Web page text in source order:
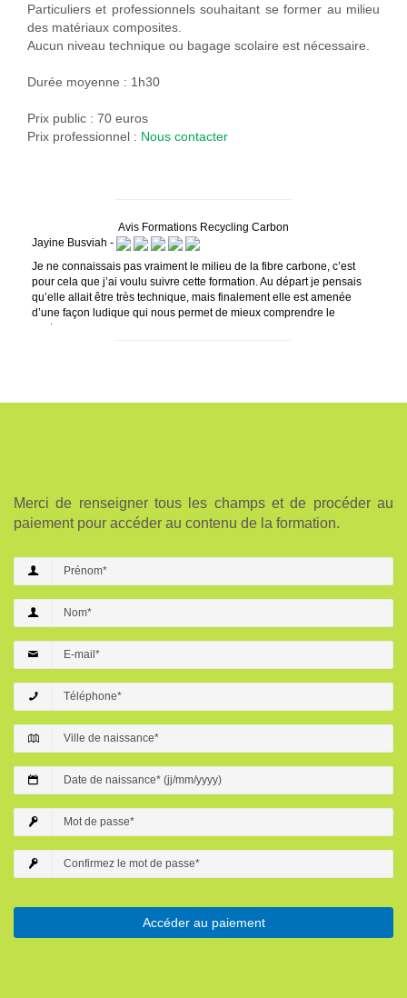
Particuliers et professionnels souhaitant se former au milieu
des matériaux composites.
Aucun niveau technique ou bagage scolaire est nécessaire.
Durée moyenne : 1h30
Prix public : 70 euros
Prix professionnel : Nous contacter
Avis Formations Recycling Carbon
Jayine Busviah -
Je ne connaissais pas vraiment le milieu de la fibre carbone, c’est
pour cela que j’ai voulu suivre cette formation. Au départ je pensais
qu’elle allait être très technique, mais finalement elle est amenée
d’une façon ludique qui nous permet de mieux comprendre le
contenu.
Merci de renseigner tous les champs et de procéder au
paiement pour accéder au contenu de la formation.
Accéder au paiement